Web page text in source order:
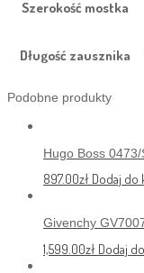
Szerokość mostka
Długość zausznika
Podobne produkty
Hugo Boss 0473/
897.00zł Dodaj do
Givenchy
1,599.00zł Dodaj